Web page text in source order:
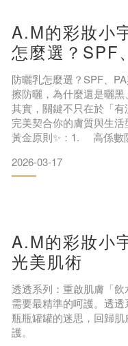
A.M的彩妝小
怎麼選？SPF
全解析
防曬乳怎麼選？SPF、
擦防曬，為什麼還是曬
其實，關鍵不只在於「
完美契合你的膚質與生
黃金原則✨：1. 高係數
防止光老化。3. 底妝親
後續底妝。A.M Fairyland
2026-03-17
A.M的彩妝小
光美肌術
透透系列：重啟肌膚「
需要最精準的呵護。透
瓶瓶罐罐的迷思，回歸
護。